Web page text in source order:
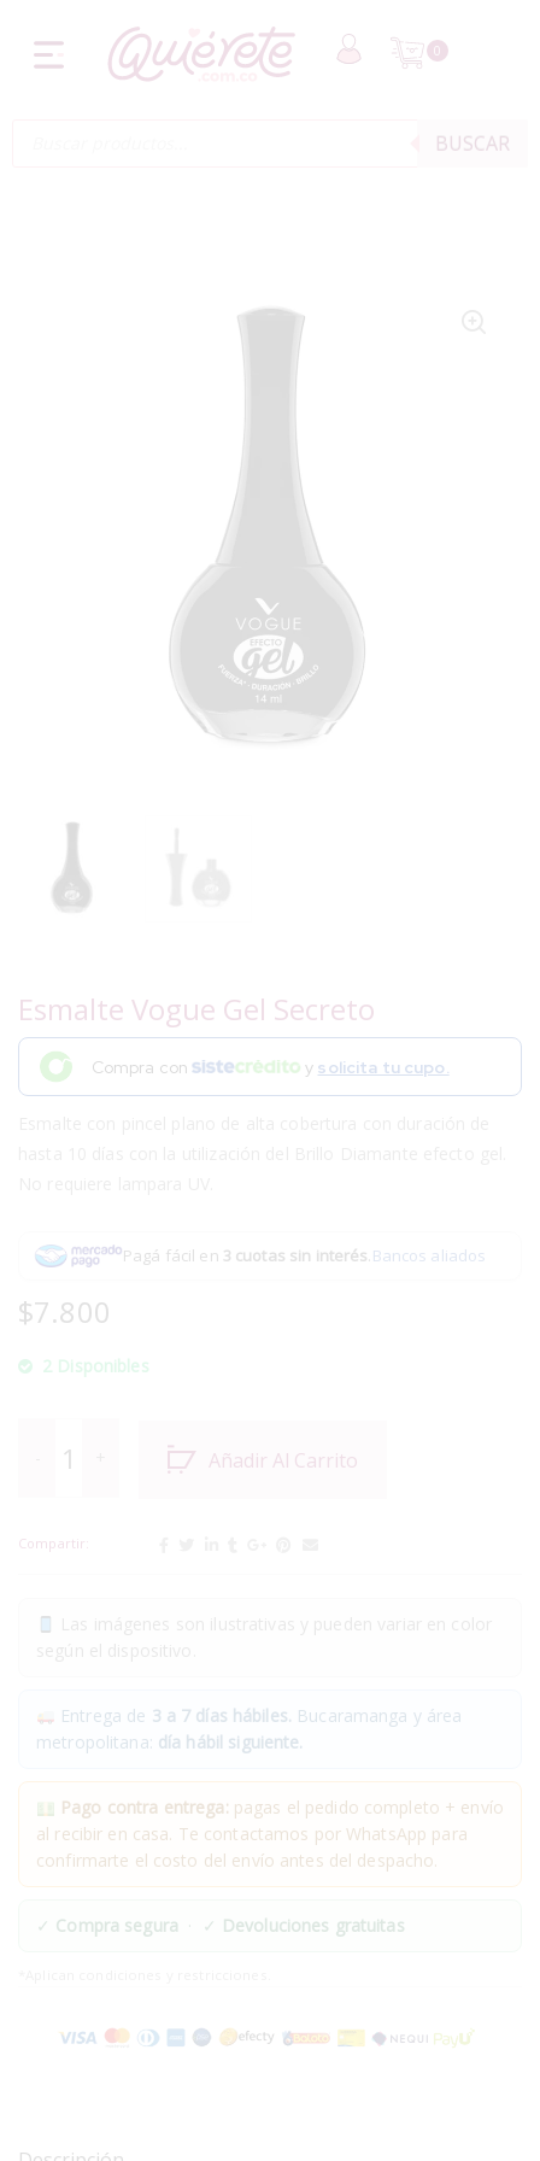
0
BUSCAR
Esmalte Vogue Gel Secreto
Compra con y solicita tu cupo.
Pagá fácil en 3 cuotas sin interés.Bancos aliados
$7.800
2 Disponibles
Añadir Al Carrito
Compartir:
Entrega de 3 a 7 días hábiles. Bucaramanga y área
metropolitana: día hábil siguiente.
Pago contra entrega: pagas el pedido completo + envío
al recibir en casa. Te contactamos por WhatsApp para
confirmarte el costo del envío antes del despacho.
✓ Compra segura · ✓ Devoluciones gratuitas